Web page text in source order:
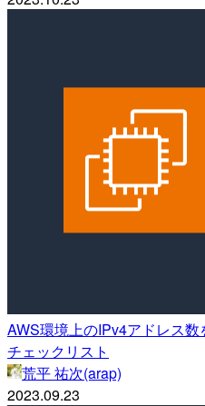
AWS環境上のIPv4アドレス
チェックリスト
荒平 祐次(arap)
2023.09.23